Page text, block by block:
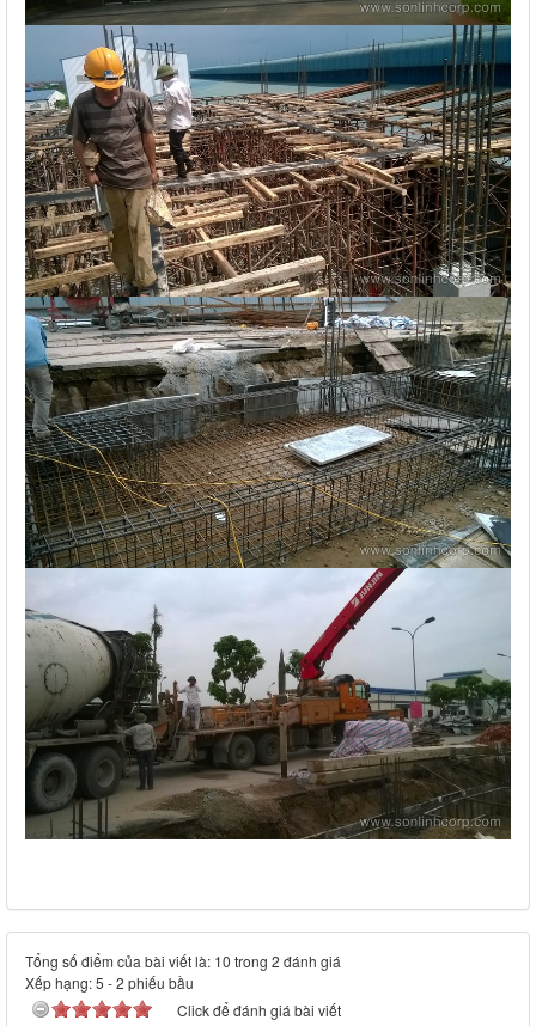
Tổng số điểm của bài viết là: 10 trong 2 đánh giá
Xếp hạng:5 -2 phiếu bầu
Click để đánh giá bài viết